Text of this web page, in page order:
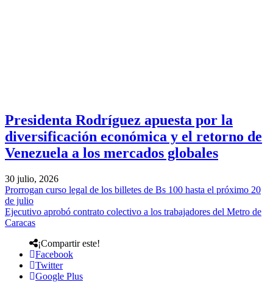
Presidenta Rodríguez apuesta por la
diversificación económica y el retorno de
Venezuela a los mercados globales
30 julio, 2026
Prorrogan curso legal de los billetes de Bs 100 hasta el próximo 20
de julio
Ejecutivo aprobó contrato colectivo a los trabajadores del Metro de
Caracas
¡Compartir este!
Facebook
Twitter
Google Plus